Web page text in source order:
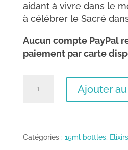
aidant à vivre dans le
à célébrer le Sacré
Aucun compte PayPal
paiement par carte
–
Souveraineté
Ajouter
Catégories : 15ml bottles,